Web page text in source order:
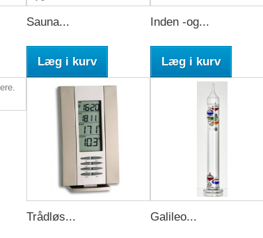
Sauna...
Læg i kurv
Inden -og...
Læg i kurv
Trådløs... Galileo...